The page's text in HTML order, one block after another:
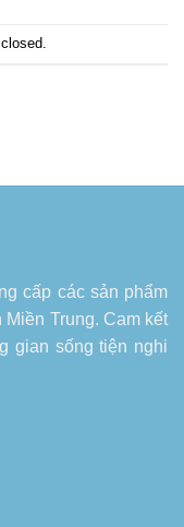
cấp các sản phẩm
Miền Trung. Cam kết
gian sống tiện nghi